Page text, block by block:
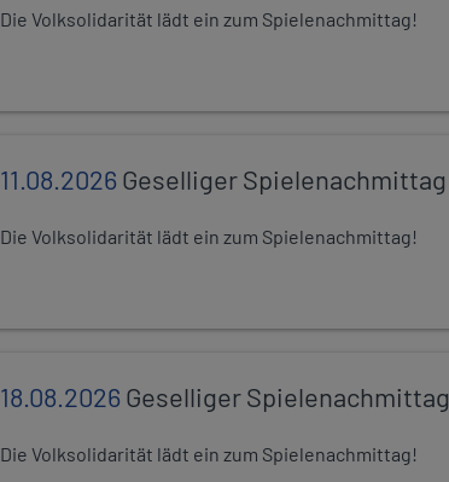
Die Volksolidarität lädt ein zum Spielenachmittag!
11.08.2026Geselliger Spielenachmittag
Die Volksolidarität lädt ein zum Spielenachmittag!
18.08.2026Geselliger Spielenachmittag
Die Volksolidarität lädt ein zum Spielenachmittag!